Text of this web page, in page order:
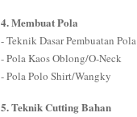
4. Membuat Pola
- Teknik Dasar Pembuatan Pola
- Pola Kaos Oblong/O-Neck
- Pola Polo Shirt/Wangky
5. Teknik Cutting Bahan